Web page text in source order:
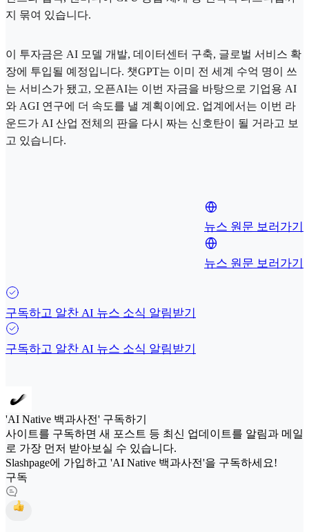
지 묶여 있습니다.
이 투자금은 AI 모델 개발, 데이터센터 구축, 글로벌 서비스 확
장에 투입될 예정입니다. 챗GPT는 이미 전 세계 수억 명이 쓰
는 서비스가 됐고, 오픈AI는 이번 자금을 바탕으로 기업용 AI
와 AGI 연구에 더 속도를 낼 계획이에요. 업계에서는 이번 라
운드가 AI 산업 전체의 판을 다시 짜는 신호탄이 될 거라고 보
고 있습니다.
뉴스 원문 보러가기
뉴스 원문 보러가기
구독하고 알찬 AI 뉴스 소식 알림받기
구독하고 알찬 AI 뉴스 소식 알림받기
'AI Native 백과사전' 구독하기
사이트를 구독하면 새 포스트 등 최신 업데이트를 알림과 메일
로 가장 먼저 받아보실 수 있습니다.
Slashpage에 가입하고 'AI Native 백과사전'을 구독하세요!
구독